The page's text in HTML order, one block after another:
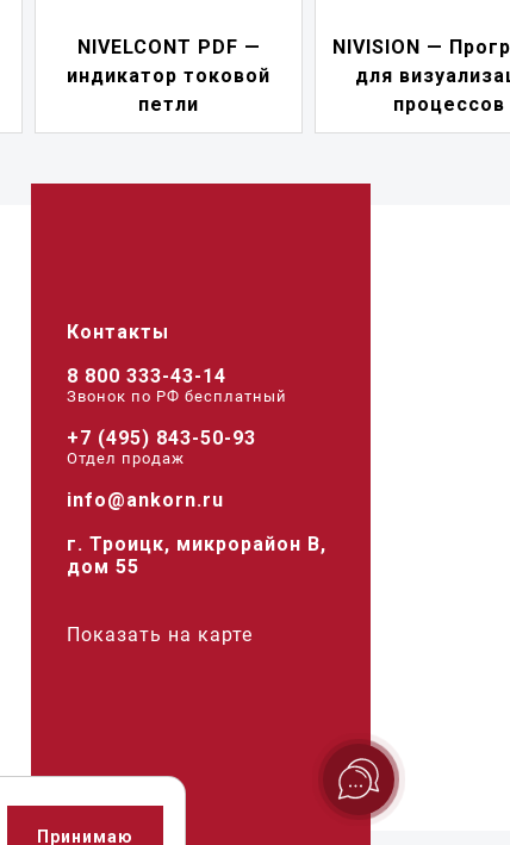
NIVELCONT PDF —
индикатор токовой
петли
NIVISION —
для
процессов
Контакты
8 800 333-43-14
Звонок по РФ беcплатный
+7 (495) 843-50-93
Отдел продаж
info@ankorn.ru
г. Троицк, микрорайон В,
дом 55
Показать на карте
Принимаю